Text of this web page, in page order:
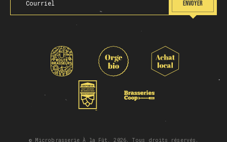
ENVOYER
© Microbrasserie À la Fût, 2026. Tous droits réservés.